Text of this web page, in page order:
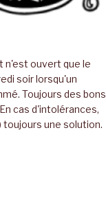
n'est ouvert que le
soir lorsqu'un
Toujours des bons
cas d'intolérances,
une solution.